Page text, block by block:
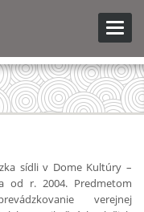
sídli v Dome Kultúry –
od r. 2004. Predmetom
verejnej